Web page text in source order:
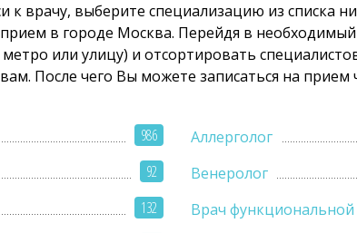
к врачу, выберите специализацию из списка
в городе Москва. Перейдя в
или улицу) и отсортировать
После чего Вы можете записаться на
986 Аллерголог
92
Венеролог
132
Врач функциональной